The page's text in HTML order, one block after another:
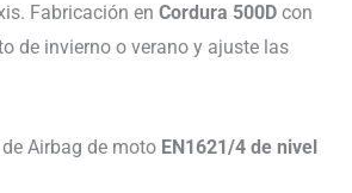
Fabricación en Cordura 500D con
de invierno o verano y ajuste las
Airbag de moto EN1621/4 de nivel